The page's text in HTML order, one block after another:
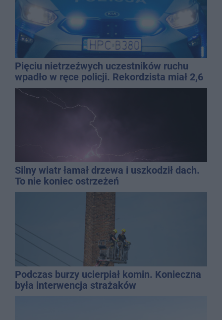
Pięciu nietrzeźwych uczestników ruchu
wpadło w ręce policji. Rekordzista miał 2,6
promila
Silny wiatr łamał drzewa i uszkodził dach.
To nie koniec ostrzeżeń
Podczas burzy ucierpiał komin. Konieczna
była interwencja strażaków